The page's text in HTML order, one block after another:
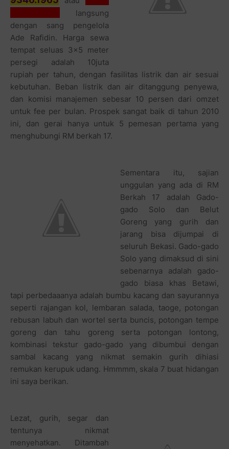
langsung
dengan sang pengelola
Ade Rafidin. Harga sewa
tempat seluas 3x5 meter
persegi adalah 10juta
rupiah per tahun, dengan fasilitas listrik dan air sesuai
kebutuhan. Beban listrik dan air ditanggung penyewa,
dan komisi manajemen sebesar 10 persen dari omzet
untuk fee per bulan. Prospek sangat baik di tahun 2010
ini, dan gerai hanya untuk 5 pemesan pertama yang
menghubungi RM berkah 17.
Sementara itu, sajian
unggulan yang ada di RM
Berkah 17 adalah Gado-
gado Solo dan Belut
Goreng yang gurih dan
jarang bisa dijumpai di
seluruh Bekasi. Gado-gado
Solo yang dimaksud di sini
sebenarnya adalah gado-
gado biasa khas Betawi,
tapi perbedaaanya adalah bumbu kacang dan sayurannya
seperti rajangan kol, lembaran salada, taoge, potongan
rebusan labuh dan wortel serta buncis, potongan tempe
goreng dan tahu goreng serta potongan lontong,
kombinasi tekstur gado-gado yang dibumbui dengan
sambal kacang yang nikmat semakin gurih dihiasi
remukan kerupuk udang. Hmmmm, skala 7 buat hidangan
ini saya berikan.
Lezat, gurih, segar dan
tentunya nikmat
menyehatkan. Ditambah